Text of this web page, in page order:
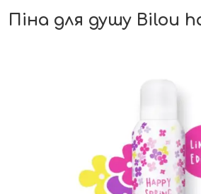
Піна для душу Bilou